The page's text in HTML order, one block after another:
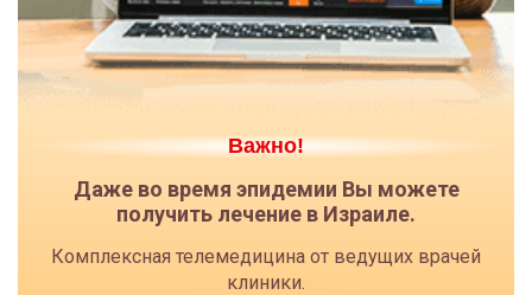
Важно!
Даже во время эпидемии Вы можете
получить лечение в Израиле.
Комплексная телемедицина от ведущих врачей
клиники.